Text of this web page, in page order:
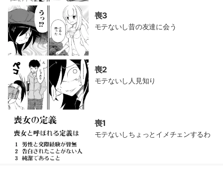
喪3
モテないし昔の友達に会う
喪2
モテないし人見知り
喪1
モテないしちょっとイメチェンするわ